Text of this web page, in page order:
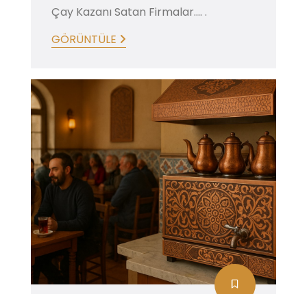
Çay Kazanı Satan Firmalar.... .
GÖRÜNTÜLE